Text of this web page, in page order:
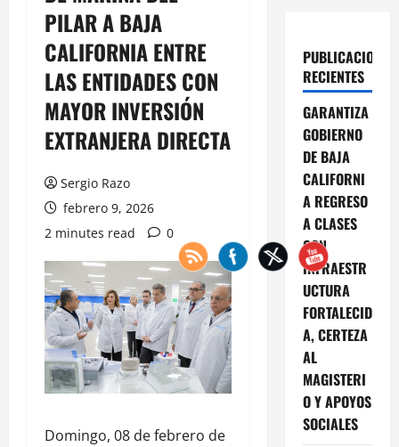
PILAR A BAJA
CALIFORNIA ENTRE
LAS ENTIDADES CON
MAYOR INVERSIÓN
EXTRANJERA DIRECTA
Sergio Razo
febrero 9, 2026
2 minutes read
0
Domingo, 08 de febrero de
PUBLICACIONES
RECIENTES
GARANTIZA
GOBIERNO
DE BAJA
CALIFORNI
A REGRESO
A CLASES
CON
INFRAESTR
UCTURA
FORTALECID
A, CERTEZA
AL
MAGISTERI
O Y APOYOS
SOCIALES